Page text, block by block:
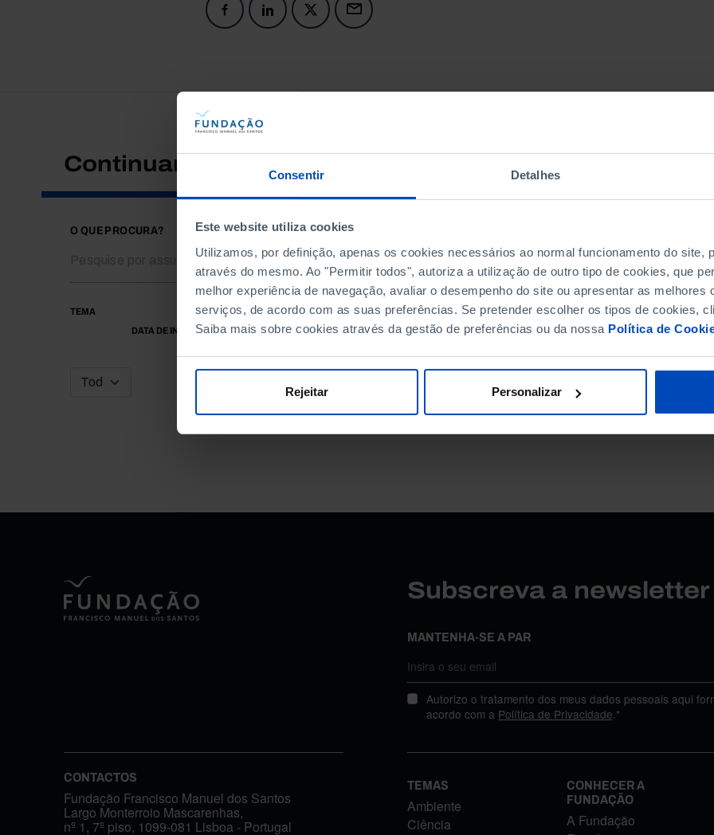
Consentir Detalhes
Este website utiliza cookies
Utilizamos, por definição, apenas os cookies necessários ao normal funcionamento do site,
através do mesmo. Ao "Permitir todos", autoriza a utilização de outro tipo de cookies, que
melhor experiência de navegação, avaliar o desempenho do site ou apresentar as melhores
serviços, de acordo com as suas preferências. Se pretender escolher os tipos de cookies,
Saiba mais sobre cookies através da gestão de preferências ou da nossa Política de
Rejeitar Personalizar
Continuar a pesquisar
O QUE PROCURA?
TEMA
DATA DE INÍCIO
DATA DE FIM
Subscreva a
MANTENHA-SE A PAR
Autorizo o tratamento dos meus dados pessoais aqui
acordo com a Política de Privacidade.*
CONTACTOS
Fundação Francisco Manuel dos Santos
Largo Monterroio Mascarenhas,
nº 1, 7º piso, 1099-081 Lisboa - Portugal
TEMAS
Ambiente
Ciência
CONHECER A
FUNDAÇÃO
A Fundação